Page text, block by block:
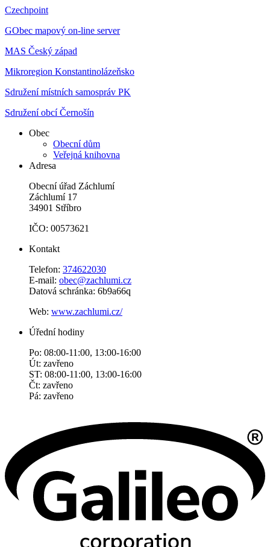
Czechpoint
GObec mapový on-line server
MAS Český západ
Mikroregion Konstantinolázeňsko
Sdružení místních samospráv PK
Sdružení obcí Černošín
Obec
Obecní dům
Veřejná knihovna
Adresa
Obecní úřad Záchlumí
Záchlumí 17
34901 Stříbro
IČO: 00573621
Kontakt
Telefon: 374622030
E-mail: obec@zachlumi.cz
Datová schránka: 6b9a66q
Web: www.zachlumi.cz/
Úřední hodiny
Po: 08:00-11:00, 13:00-16:00
Út: zavřeno
ST: 08:00-11:00, 13:00-16:00
Čt: zavřeno
Pá: zavřeno